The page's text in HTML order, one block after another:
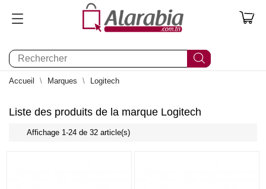
0
Accueil Marques Logitech
Liste des produits de la marque Logitech
Affichage 1-24 de 32 article(s)